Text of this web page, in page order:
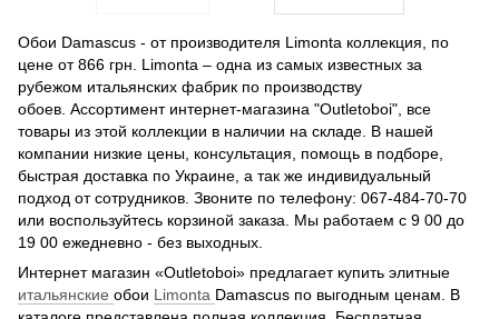
Обои Damascus - от производителя Limonta коллекция, по
цене от 866 грн. Limonta – одна из самых известных за
рубежом итальянских фабрик по производству
обоев. Ассортимент интернет-магазина "Outletoboi", все
товары из этой коллекции в наличии на складе. В нашей
компании низкие цены, консультация, помощь в подборе,
быстрая доставка по Украине, а так же индивидуальный
подход от сотрудников. Звоните по телефону: 067-484-70-70
или воспользуйтесь корзиной заказа. Мы работаем с 9 00 до
19 00 ежедневно - без выходных.
Интернет магазин «Outletoboi» предлагает купить элитные
итальянские обои Limonta Damascus по выгодным ценам. В